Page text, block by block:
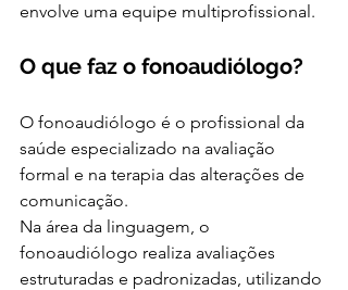
envolve uma equipe multiprofissional.
O que faz o fonoaudiólogo?
O fonoaudiólogo é o profissional da
saúde especializado na avaliação
formal e na terapia das alterações de
comunicação.
Na área da linguagem, o
fonoaudiólogo realiza avaliações
estruturadas e padronizadas, utilizando